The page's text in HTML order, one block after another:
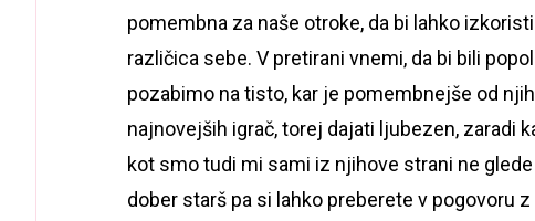
pomembna za naše otroke, da bi lahko
različica sebe. V pretirani vnemi, da bi bili
pozabimo na tisto, kar je pomembnejše od
najnovejših igrač, torej dajati ljubezen, zaradi
kot smo tudi mi sami iz njihove strani ne
dober starš pa si lahko preberete v pogovoru